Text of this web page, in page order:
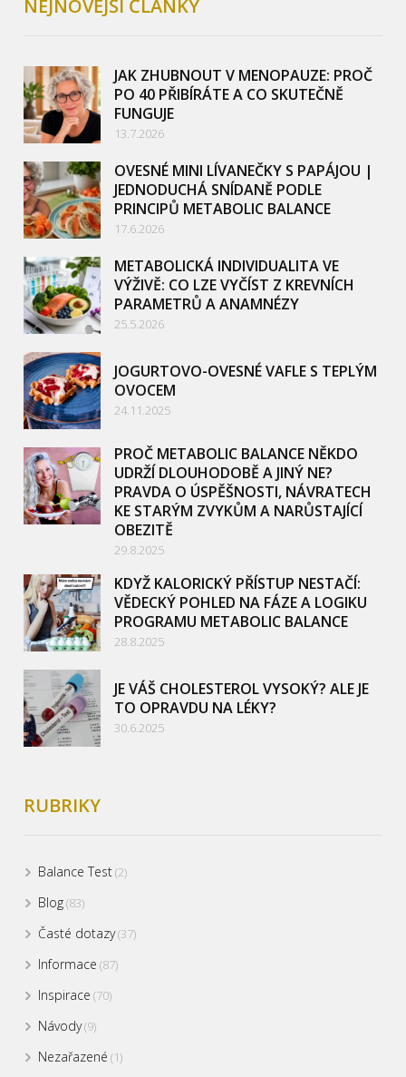
NEJNOVĚJŠÍ ČLÁNKY
JAK ZHUBNOUT V MENOPAUZE: PROČ
PO 40 PŘIBÍRÁTE A CO SKUTEČNĚ
FUNGUJE
13.7.2026
OVESNÉ MINI LÍVANEČKY S PAPÁJOU |
JEDNODUCHÁ SNÍDANĚ PODLE
PRINCIPŮ METABOLIC BALANCE
17.6.2026
METABOLICKÁ INDIVIDUALITA VE
VÝŽIVĚ: CO LZE VYČÍST Z KREVNÍCH
PARAMETRŮ A ANAMNÉZY
25.5.2026
JOGURTOVO-OVESNÉ VAFLE S TEPLÝM
OVOCEM
24.11.2025
PROČ METABOLIC BALANCE NĚKDO
UDRŽÍ DLOUHODOBĚ A JINÝ NE?
PRAVDA O ÚSPĚŠNOSTI, NÁVRATECH
KE STARÝM ZVYKŮM A NARŮSTAJÍCÍ
OBEZITĚ
29.8.2025
KDYŽ KALORICKÝ PŘÍSTUP NESTAČÍ:
VĚDECKÝ POHLED NA FÁZE A LOGIKU
PROGRAMU METABOLIC BALANCE
28.8.2025
JE VÁŠ CHOLESTEROL VYSOKÝ? ALE JE
TO OPRAVDU NA LÉKY?
30.6.2025
RUBRIKY
Balance Test(2)
Blog(83)
Časté dotazy(37)
Informace (87)
Inspirace (70)
Návody(9)
Nezařazené (1)